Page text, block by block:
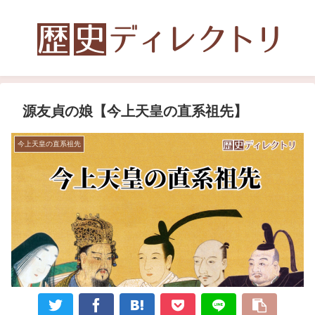
源友貞の娘【今上天皇の直系祖先】
今上天皇の直系祖先